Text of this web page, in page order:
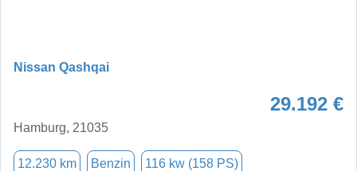
Nissan Qashqai
29.192 €
Hamburg, 21035
12.230 km Benzin 116 kw (158 PS)